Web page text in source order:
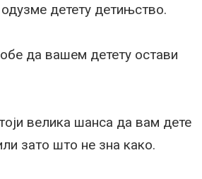
детету детињство.
да вашем детету остави
велика шанса да вам дете
зато што не зна како.